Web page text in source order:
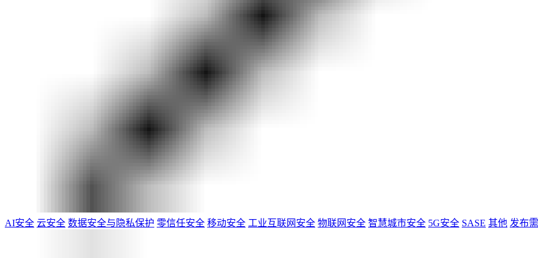
AI安全 云安全 数据安全与隐私保护 零信任安全 移动安全 工业互联网安全 物联网安全 智慧城市安全 5G安全 SASE 其他 发布